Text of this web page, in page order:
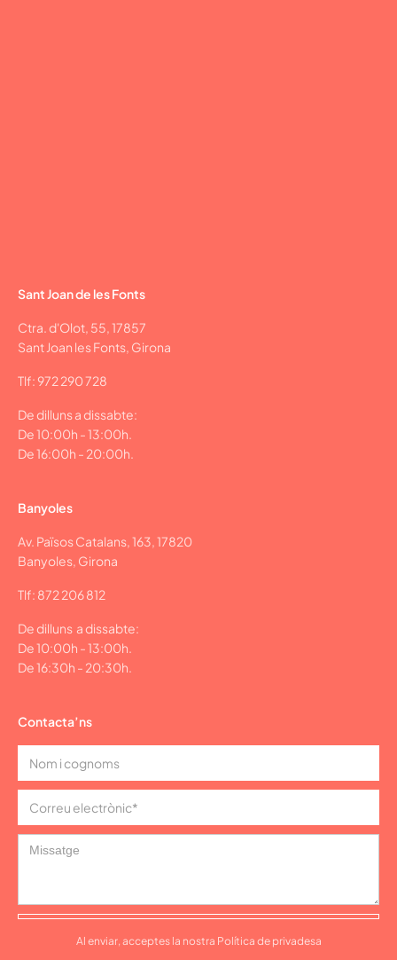
Sant Joan de les Fonts
Ctra. d'Olot, 55, 17857
Sant Joan les Fonts, Girona
Tlf: 972 290 728
De dilluns a dissabte:
De 10:00h - 13:00h.
De 16:00h - 20:00h.
Banyoles
Av. Països Catalans, 163, 17820
Banyoles, Girona
Tlf: 872 206 812
De dilluns a dissabte:
De 10:00h - 13:00h.
De 16:30h - 20:30h.
Contacta’ns
Al enviar, acceptes la nostra Política de privadesa